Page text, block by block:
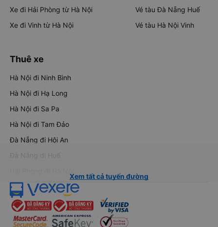
Xe đi Hải Phòng từ Hà Nội
Xe đi Vinh từ Hà Nội
Vé tàu Đà Nẵng Huế
Vé tàu Hà Nội Vinh
Thuê xe
Hà Nội đi Ninh Bình
Hà Nội đi Hạ Long
Hà Nội đi Sa Pa
Hà Nội đi Tam Đảo
Đà Nẵng đi Hội An
Đà Nẵng đi Huế
Xem tất cả tuyến đường